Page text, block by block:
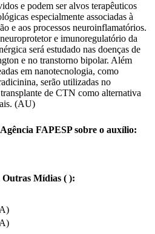
e podem ser alvos terapêuticos
especialmente associadas à
e aos processos neuroinflamatórios.
e imunoregulatório da
será estudado nas doenças de
e no transtorno bipolar. Além
em nanotecnologia, como
serão utilizadas no
de CTN como alternativa
(AU)
FAPESP sobre o auxílio:
Outras Mídias ( ):